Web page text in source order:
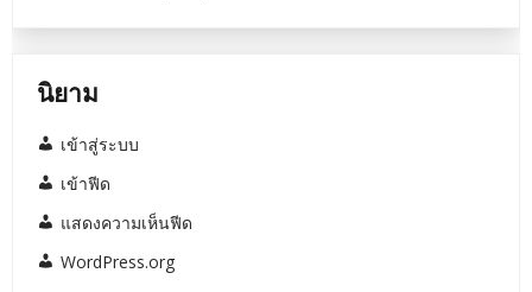
นิยาม
เข้าสู่ระบบ
เข้าฟีด
แสดงความเห็นฟีด
WordPress.org